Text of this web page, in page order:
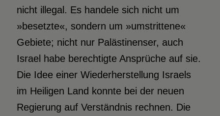
nicht illegal. Es handele sich nicht um
»besetzte«, sondern um »umstrittene«
Gebiete; nicht nur Palästinenser, auch
Israel habe berechtigte Ansprüche auf sie.
Die Idee einer Wiederherstellung Israels
im Heiligen Land konnte bei der neuen
Regierung auf Verständnis rechnen. Die